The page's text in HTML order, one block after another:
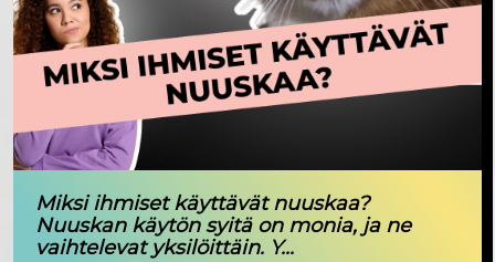
Miksi ihmiset käyttävät nuuskaa?
Nuuskan käytön syitä on monia, ja ne
vaihtelevat yksilöittäin. Y...